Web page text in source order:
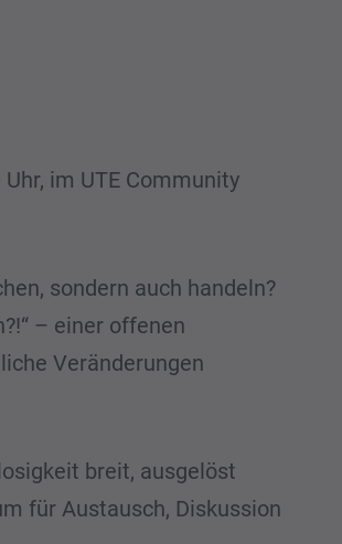
im UTE Community
sondern auch handeln?
– einer offenen
Veränderungen
breit, ausgelöst
für Austausch, Diskussion